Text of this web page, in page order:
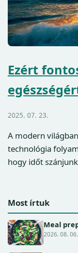
Ezért
2025. 07. 23.
A modern
technológia
hogy időt
Most írtuk
Meal
2026. 08. 06.